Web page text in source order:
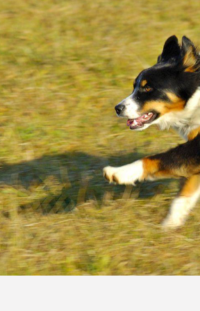
Uroda
Zakupy i opinie
Zdrowie